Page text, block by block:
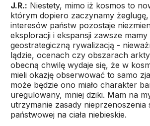
J.R.: Niestety, mimo iż kosmos to
którym dopiero zaczynamy
interesów państw pozostaje
eksploracji i ekspansji zawsze
geostrategiczną rywalizacją -
lądzie, ocenach czy obszarach
obecną chwilę wydaje się, że w
mieli okazję obserwować to samo
może będzie ono miało charakter
uregulowany, mniej dziki. Mam na
utrzymanie zasady nieprzenoszenia
państwowej na ciała niebieskie.